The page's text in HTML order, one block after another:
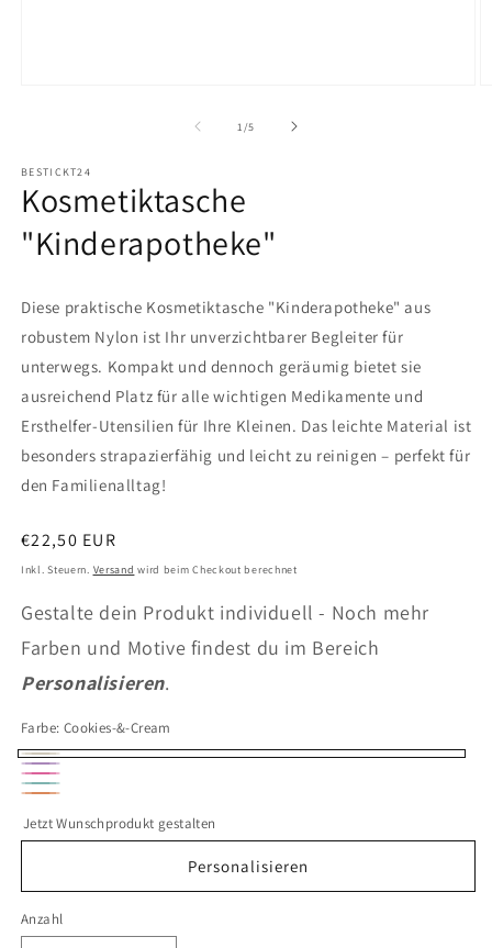
1 /von
5
BESTICKT24
Kosmetiktasche
"Kinderapotheke"
Diese praktische Kosmetiktasche "Kinderapotheke" aus
robustem Nylon ist Ihr unverzichtbarer Begleiter für
unterwegs. Kompakt und dennoch geräumig bietet sie
ausreichend Platz für alle wichtigen Medikamente und
Ersthelfer-Utensilien für Ihre Kleinen. Das leichte Material ist
besonders strapazierfähig und leicht zu reinigen – perfekt für
den Familienalltag!
Normaler
Preis
€22,50 EUR
Inkl. Steuern. Versand wird beim Checkout berechnet
Gestalte dein Produkt individuell - Noch mehr
Farben und Motive findest du im Bereich
Personalisieren.
Farbe: Cookies-&-Cream
Cookies-
&-
Cream
Blueberry-
Raspberry-
Ripple
Mint-
Choc-
Sorbet
Jetzt Wunschprodukt gestalten
Personalisieren
Anzahl
Anzahl